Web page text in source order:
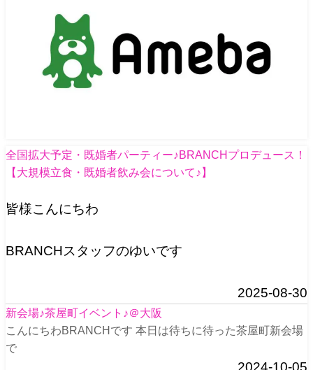
全国拡大予定・既婚者パーティー♪BRANCHプロデュース！
【大規模立食・既婚者飲み会について♪】
皆様こんにちわ
BRANCHスタッフのゆいです
2025-08-30
新会場♪茶屋町イベント♪＠大阪
こんにちわBRANCHです 本日は待ちに待った茶屋町新会場
で
2024-10-05